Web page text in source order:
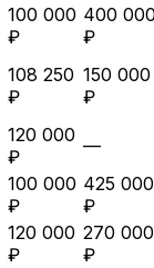
100 000
₽
400
₽
108 250
₽
150 000
₽
120 000
₽
—
100 000
₽
425 000
₽
120 000
₽
270 000
₽